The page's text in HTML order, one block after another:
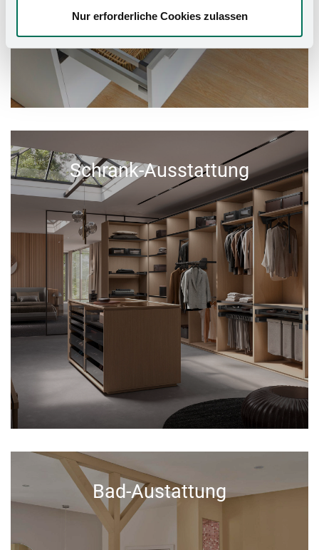
Nur erforderliche Cookies zulassen
Schrank-Ausstattung
Bad-Austattung